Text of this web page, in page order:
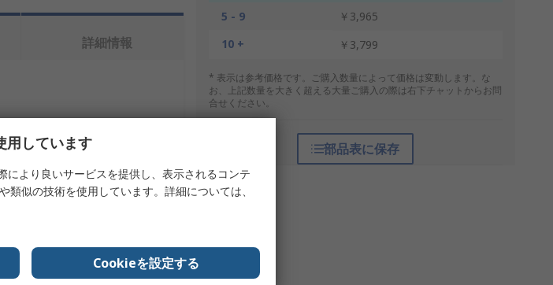
5 - 9
￥3,965
10 +
￥3,799
* 表示は参考価格です。ご購入数量によって価格は変動します。な
お、上記数量を大きく超える大量ご購入の際は右下チャットからお問
合せください。
部品表に保存
詳細情報
内容
ACE
用しています
により良いサービスを提供し、表示されるコンテ
似の技術を使用しています。詳細については、
Cookieを設定する